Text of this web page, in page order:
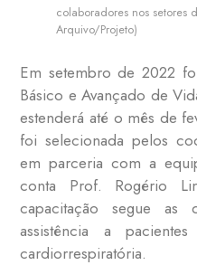
colaboradores nos setores
Arquivo/Projeto)
Em setembro de 2022
Básico e Avançado de
estenderá até o mês de
foi selecionada pelos
em parceria com a
conta Prof. Rogério
capacitação segue as
assistência a
cardiorrespiratória.